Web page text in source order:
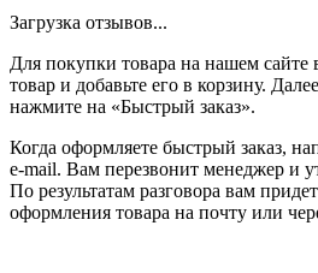
Загрузка отзывов...
Для покупки товара на нашем
товар и добавьте его в корзину.
нажмите на «Быстрый заказ».
Когда оформляете быстрый заказ,
e-mail. Вам перезвонит менеджер и
По результатам разговора вам
оформления товара на почту или